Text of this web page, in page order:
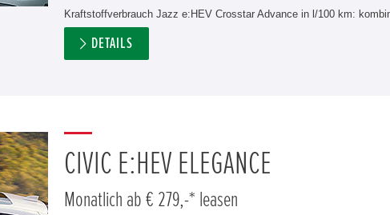
Kraftstoffverbrauch Jazz e:HEV Crosstar Advance in l/100 km:
DETAILS
CIVIC E:HEV ELEGANCE
Monatlich ab € 279,-* leasen